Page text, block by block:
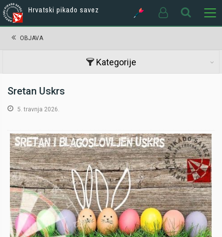
Hrvatski pikado savez
OBJAVA
Kategorije
Sretan Uskrs
5. travnja 2026.